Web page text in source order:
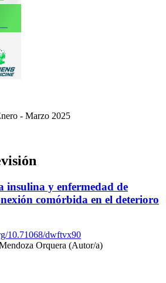
- Marzo 2025
insulina y enfermedad de
comórbida en el deterioro
10.71068/dwftvx90
Orquera (Autor/a)